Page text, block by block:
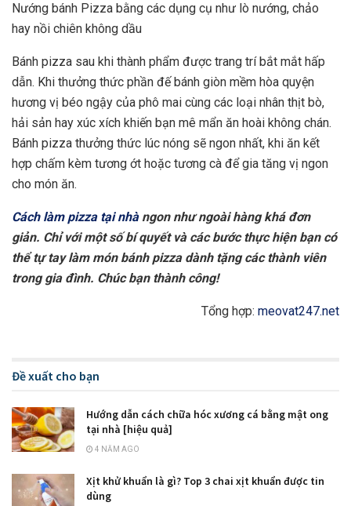
Nướng bánh Pizza bằng các dụng cụ như lò nướng, chảo
hay nồi chiên không dầu
Bánh pizza sau khi thành phẩm được trang trí bắt mắt hấp
dẫn. Khi thưởng thức phần đế bánh giòn mềm hòa quyện
hương vị béo ngậy của phô mai cùng các loại nhân thịt bò,
hải sản hay xúc xích khiến bạn mê mẩn ăn hoài không chán.
Bánh pizza thưởng thức lúc nóng sẽ ngon nhất, khi ăn kết
hợp chấm kèm tương ớt hoặc tương cà để gia tăng vị ngon
cho món ăn.
Cách làm pizza tại nhàngon như ngoài hàng khá đơn
giản. Chỉ với một số bí quyết và các bước thực hiện bạn có
thể tự tay làm món bánh pizza dành tặng các thành viên
trong gia đình. Chúc bạn thành công!
Tổng hợp: meovat247.net
Đề xuất cho bạn
Hướng dẫn cách chữa hóc xương cá bằng mật ong
tại nhà [hiệu quả]
4 NĂM AGO
Xịt khử khuẩn là gì? Top 3 chai xịt khuẩn được tin
dùng